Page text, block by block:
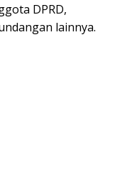
DPRD,
lainnya.